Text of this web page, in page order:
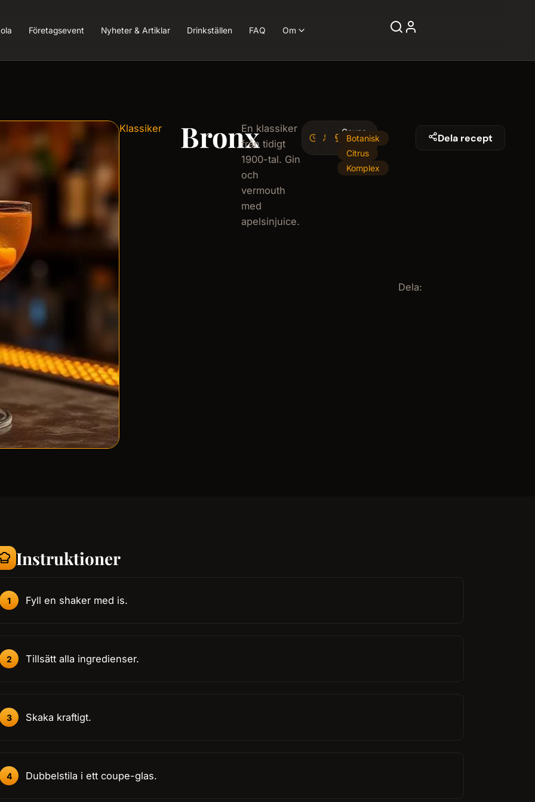
Företagsevent Nyheter & Artiklar Drinkställen FAQ Om
Klassiker BronxEn klassiker
från tidigt
1900-tal. Gin
och
vermouth
med
apelsinjuice.
4
minminutes
1
serving
Coupe-
glas
Botanisk
Citrus
Komplex
Dela recept
Dela:
Instruktioner
Fyll en shaker med is.
Tillsätt alla ingredienser.
Skaka kraftigt.
Dubbelstila i ett coupe-glas.